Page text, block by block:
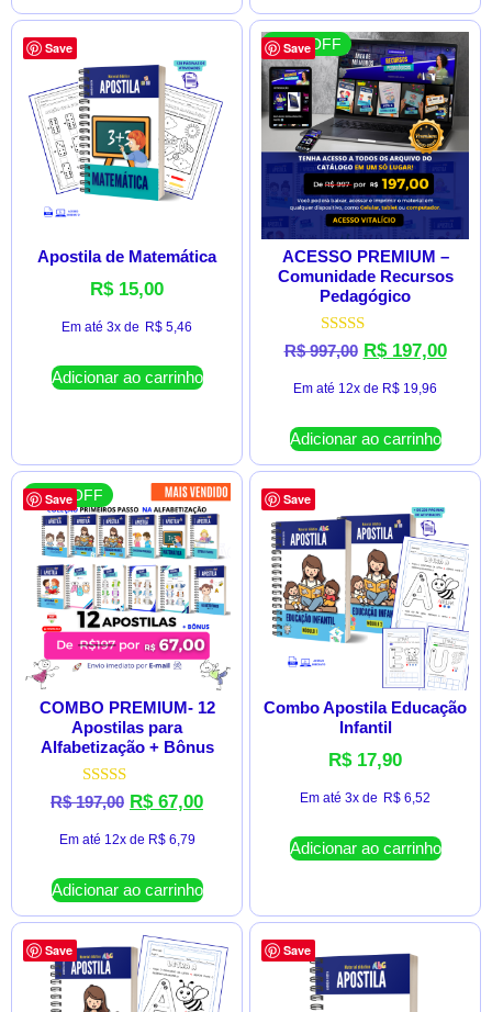
Save
Apostila de Matemática
R$15,00
Em até 3x de R$ 5,46
Adicionar ao carrinho
Save
80 % OFF
ACESSO PREMIUM –
Comunidade Recursos
Pedagógico
Avaliação
5.00
de 5
R$997,00 R$197,00
Em até 12x de R$ 19,96
Adicionar ao carrinho
Save
66 % OFF
COMBO PREMIUM- 12
Apostilas para
Alfabetização + Bônus
Avaliação
5.00
de 5
R$197,00 R$67,00
Em até 12x de R$6,79
Adicionar ao carrinho
Save
Combo Apostila Educação
Infantil
R$17,90
Em até 3x de R$ 6,52
Adicionar ao carrinho
Save Save